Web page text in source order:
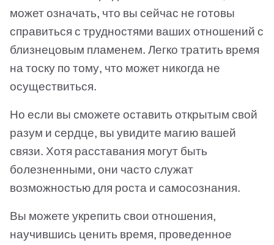
может означать, что вы сейчас не готовы
справиться с трудностями ваших отношений с
близнецовым пламенем. Легко тратить время
на тоску по тому, что может никогда не
осуществиться.
Но если вы сможете оставить открытым свой
разум и сердце, вы увидите магию вашей
связи. Хотя расставания могут быть
болезненными, они часто служат
возможностью для роста и самосознания.
Вы можете укрепить свои отношения,
научившись ценить время, проведенное